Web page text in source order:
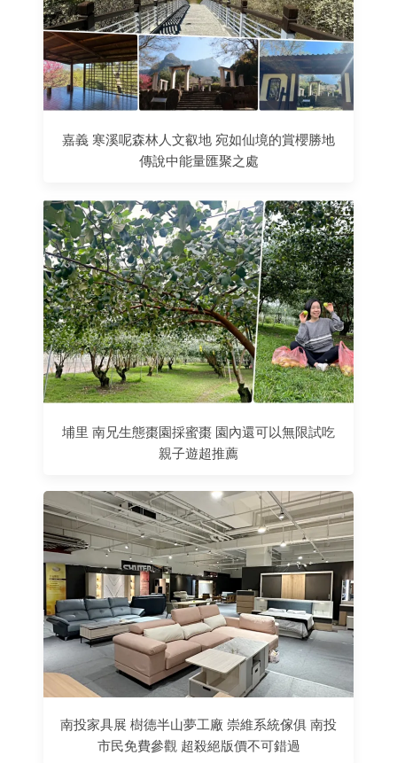
嘉義 寒溪呢森林人文叡地 宛如仙境的賞櫻勝地
傳說中能量匯聚之處
埔里 南兄生態棗園採蜜棗 園內還可以無限試吃
親子遊超推薦
南投家具展 樹德半山夢工廠 崇維系統傢俱 南投
市民免費參觀 超殺絕版價不可錯過